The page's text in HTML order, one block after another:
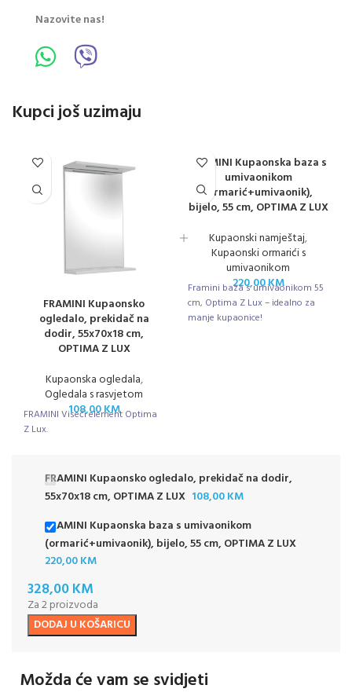
Nazovite nas!
Kupci još uzimaju
FRAMINI Kupaonsko
ogledalo, prekidač na
dodir, 55x70x18 cm,
OPTIMA Z LUX
Kupaonska ogledala,
Ogledala s rasvjetom
108,00KM
FRAMINI Viseći element Optima
Z Lux.
FRAMINI Kupaonska baza s
umivaonikom
(ormarić+umivaonik),
bijelo, 55 cm, OPTIMA Z LUX
Kupaonski namještaj,
Kupaonski ormarići s
umivaonikom
220,00KM
Framini baza s umivaonikom 55
cm, Optima Z Lux – idealno za
manje kupaonice!
FRAMINI Kupaonsko ogledalo, prekidač na dodir,
55x70x18 cm, OPTIMA Z LUX 108,00KM
FRAMINI Kupaonska baza s umivaonikom
(ormarić+umivaonik), bijelo, 55 cm, OPTIMA Z LUX
220,00KM
328,00KM
Za 2 proizvoda
DODAJ U KOŠARICU
Možda će vam se svidjeti